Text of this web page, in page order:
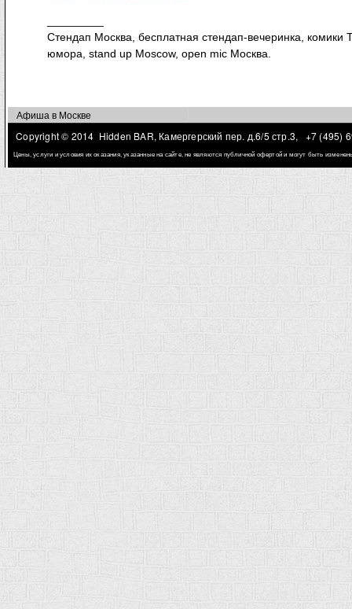
Стендап Москва, бесплатная стендап-вечеринка,
юмора, stand up Moscow, open mic Москва.
Афиша в Москве
Copyright © 2014 Hidden BAR, Камергерский пер. д.6/5 стр.3,
+7 (495)
Цены, услуги и условия их оказания, указанные на сайте, не являются публичной офертой и могут быть